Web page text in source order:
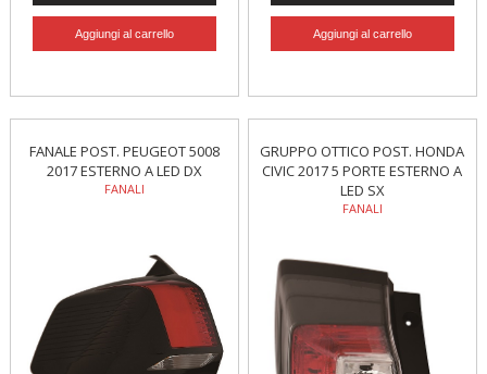
FANALE POST. PEUGEOT 5008
2017 ESTERNO A LED DX
FANALI
GRUPPO OTTICO POST. HONDA
CIVIC 2017 5 PORTE ESTERNO A
LED SX
FANALI